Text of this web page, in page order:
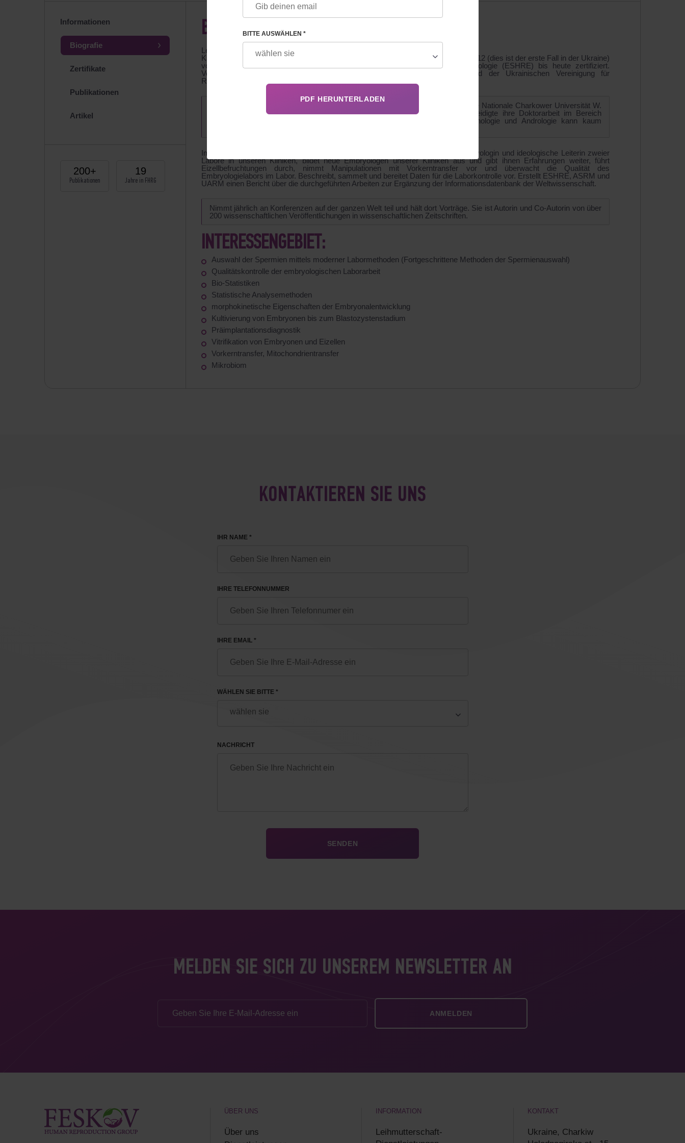
Informationen
Biografie
Zertifikate
Publikationen
Artikel
200+
Publikationen
19
Jahre in FHRG
BIOGRAFIE
Leiter Labor für assistierte Reproduktionstechnologien (ART)
Kandidat der Biowissenschaften, leitender Forscher. Klinischer Embryologe, seit 2012 (dies ist der erste Fall in der Ukraine)
von der Europäischen Gesellschaft für menschliche Reproduktion und Embryologie (ESHRE) bis heute zertifiziert.
Vorstandsmitglied der Ukrainischen Union der Embryologen (USE), Mitglied der Ukrainischen Vereinigung für
Reproduktionsmedizin (UARM).
Absolventin der nach Gorki benannten Charkower Staatlichen Universität (heute Nationale Charkower Universität W.
N. Karasin) mit Abschluss in Biophysik (Fakultät für Radiophysik). Sie verteidigte ihre Doktorarbeit im Bereich
Biowissenschaften. Ihr Beitrag zur Wissenschaft der Fortpflanzungsendokrinologie und Andrologie kann kaum
Im praktischen Bereich der klinischen Embryologie arbeitet sie als leitende Embryologin und ideologische Leiterin zweier
Labore in unseren Kliniken, bildet neue Embryologen unserer Kliniken aus und gibt ihnen Erfahrungen weiter, führt
Eizellbefruchtungen durch, nimmt Manipulationen mit Vorkerntransfer vor und überwacht die Qualität des
Embryologielabors im Labor. Beschreibt, sammelt und bereitet Daten für die Laborkontrolle vor. Erstellt ESHRE, ASRM und
UARM einen Bericht über die durchgeführten Arbeiten zur Ergänzung der Informationsdatenbank der Weltwissenschaft.
Nimmt jährlich an Konferenzen auf der ganzen Welt teil und hält dort Vorträge. Sie ist Autorin und Co-Autorin von über
200 wissenschaftlichen Veröffentlichungen in wissenschaftlichen Zeitschriften.
INTERESSENGEBIET:
Auswahl der Spermien mittels moderner Labormethoden (Fortgeschrittene Methoden der Spermienauswahl)
Qualitätskontrolle der embryologischen Laborarbeit
Bio-Statistiken
Statistische Analysemethoden
morphokinetische Eigenschaften der Embryonalentwicklung
Kultivierung von Embryonen bis zum Blastozystenstadium
Präimplantationsdiagnostik
Vitrifikation von Embryonen und Eizellen
Vorkerntransfer, Mitochondrientransfer
Mikrobiom
KONTAKTIEREN SIE UNS
IHR NAME *
IHRE TELEFONNUMMER
IHRE EMAIL *
WÄHLEN SIE BITTE *
NACHRICHT
MELDEN SIE SICH ZU UNSEREM NEWSLETTER AN
ÜBER UNS
Über uns
INFORMATION
Leihmutterschaft-
KONTAKT
Ukraine, Charkiw
BITTE AUSWÄHLEN *